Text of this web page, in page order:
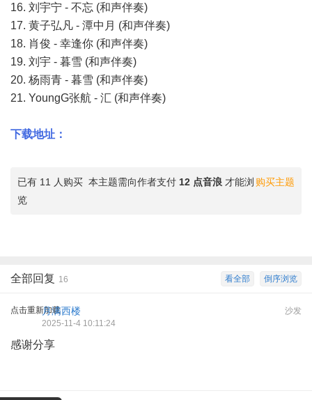
16. 刘宇宁 - 不忘 (和声伴奏)
17. 黄子弘凡 - 潭中月 (和声伴奏)
18. 肖俊 - 幸逢你 (和声伴奏)
19. 刘宇 - 暮雪 (和声伴奏)
20. 杨雨青 - 暮雪 (和声伴奏)
21. YoungG张航 - 汇 (和声伴奏)
下载地址：
购买主题
已有 11 人购买 本主题需向作者支付 12 点音浪 才能浏
览
倒序浏览
看全部
全部回复 16
点击重新加载 沙发
月满西楼
2025-11-4 10:11:24
感谢分享